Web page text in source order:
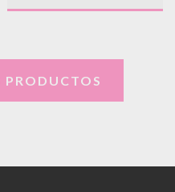
PRODUCTOS